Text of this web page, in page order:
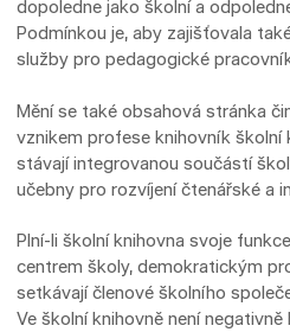
dopoledne jako školní a
Podmínkou je, aby zajišťovala
služby pro pedagogické
Mění se také obsahová stránka
vznikem profese knihovník školní
stávají integrovanou součástí
učebny pro rozvíjení čtenářské a
Plní-li školní knihovna svoje
centrem školy, demokratickým
setkávají členové školního
Ve školní knihovně není